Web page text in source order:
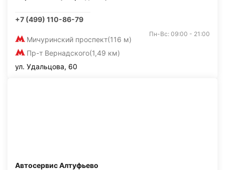
+7 (499) 110-86-79
Мичуринский проспект(116 м)
Пр-т Вернадского(1,49 км)
Пн-Вс: 09:00 - 21:00
ул. Удальцова, 60
Автосервис Алтуфьево